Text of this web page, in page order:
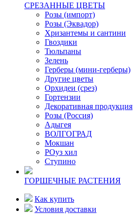
CPЕЗАННЫЕ ЦВЕТЫ
Розы (импорт)
Розы (Эквадор)
Хризантемы и сантини
Гвоздики
Тюльпаны
Зелень
Герберы (мини-герберы)
Другие цветы
Орхидеи (срез)
Гортензии
Декоративная продукция
Розы (Россия)
Адыгея
ВОЛГОГРАД
Мокшан
РОуз хил
Ступино
ГОРШЕЧНЫЕ РАСТЕНИЯ
Как купить
Условия доставки